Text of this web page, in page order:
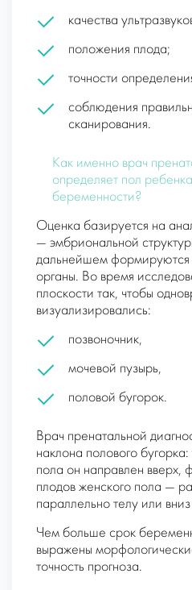
качества
положения плода;
точности
соблюдения
сканирования.
Как именно врач
определяет пол
беременности?
Оценка базируется на
— эмбриональной
дальнейшем формируются
органы. Во время
плоскости так, чтобы
визуализировались:
позвоночник,
мочевой пузырь,
половой бугорок.
Врач пренатальной
наклона полового
пола он направлен вверх,
плодов женского пола —
параллельно телу или
Чем больше срок
выражены
точность прогноза.